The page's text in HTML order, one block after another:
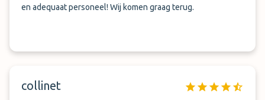
en adequaat personeel! Wij komen graag terug.
collinet